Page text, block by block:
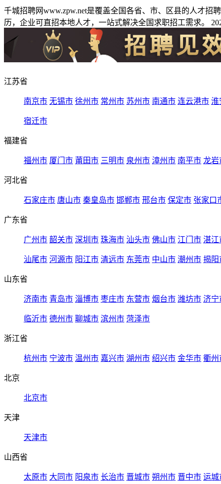
千城招聘网www.zpw.net是覆盖全国各省、市、区县的人才
历，企业可直招本地人才，一站式解决全国求职招工需求。
江苏省
南京市 无锡市 徐州市 常州市 苏州市 南通市 连云港市 淮
宿迁市
福建省
福州市 厦门市 莆田市 三明市 泉州市 漳州市 南平市 龙岩
河北省
石家庄市 唐山市 秦皇岛市 邯郸市 邢台市 保定市 张家口
广东省
广州市 韶关市 深圳市 珠海市 汕头市 佛山市 江门市 湛江
汕尾市 河源市 阳江市 清远市 东莞市 中山市 潮州市 揭阳
山东省
济南市 青岛市 淄博市 枣庄市 东营市 烟台市 潍坊市 济宁
临沂市 德州市 聊城市 滨州市 菏泽市
浙江省
杭州市 宁波市 温州市 嘉兴市 湖州市 绍兴市 金华市 衢州
北京
北京市
天津
天津市
山西省
太原市 大同市 阳泉市 长治市 晋城市 朔州市 晋中市 运城